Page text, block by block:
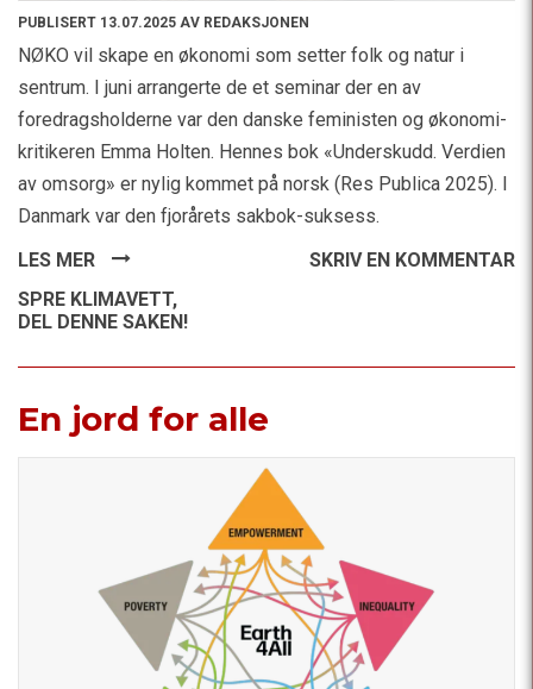
PUBLISERT 13.07.2025 AV REDAKSJONEN
NØKO vil skape en økonomi som setter folk og natur i
sentrum. I juni arrangerte de et seminar der en av
foredragsholderne var den danske feministen og økonomi-
kritikeren Emma Holten. Hennes bok «Underskudd. Verdien
av omsorg» er nylig kommet på norsk (Res Publica 2025). I
Danmark var den fjorårets sakbok-suksess.
LES MER
SKRIV EN KOMMENTAR
SPRE KLIMAVETT,
DEL DENNE SAKEN!
En jord for alle